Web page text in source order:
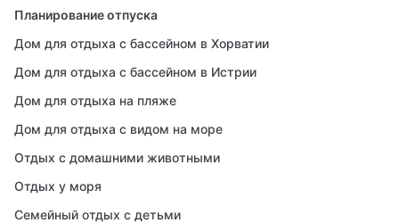
Планирование отпуска
Дом для отдыха с бассейном в Хорватии
Дом для отдыха с бассейном в Истрии
Дом для отдыха на пляже
Дом для отдыха с видом на море
Отдых с домашними животными
Отдых у моря
Семейный отдых с детьми